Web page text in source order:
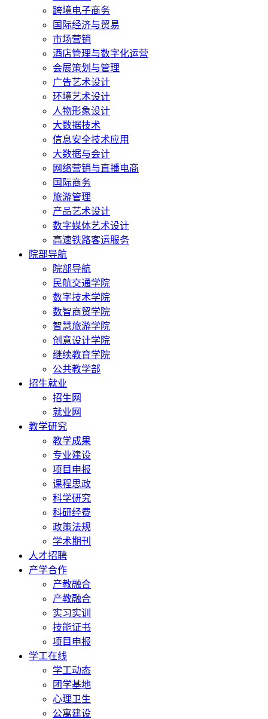
跨境电子商务
国际经济与贸易
市场营销
酒店管理与数字化运营
会展策划与管理
广告艺术设计
环境艺术设计
人物形象设计
大数据技术
信息安全技术应用
大数据与会计
网络营销与直播电商
国际商务
旅游管理
产品艺术设计
数字媒体艺术设计
高速铁路客运服务
院部导航
院部导航
民航交通学院
数字技术学院
数智商贸学院
智慧旅游学院
创意设计学院
继续教育学院
公共教学部
招生就业
招生网
就业网
教学研究
教学成果
专业建设
项目申报
课程思政
科学研究
科研经费
政策法规
学术期刊
人才招聘
产学合作
产教融合
产教融合
实习实训
技能证书
项目申报
学工在线
学工动态
团学基地
心理卫生
公寓建设